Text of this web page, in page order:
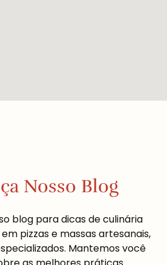
Nosso Blog
blog para dicas de culinária
pizzas e massas artesanais,
Mantemos você